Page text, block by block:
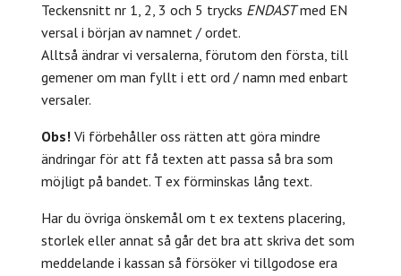
Teckensnitt nr 1, 2, 3 och 5 trycks ENDASTmed EN
versal i början av namnet / ordet.
Alltså ändrar vi versalerna, förutom den första, till
gemener om man fyllt i ett ord / namn med enbart
versaler.
Obs! Vi förbehåller oss rätten att göra mindre
ändringar för att få texten att passa så bra som
möjligt på bandet. T ex förminskas lång text.
Har du övriga önskemål om t ex textens placering,
storlek eller annat så går det bra att skriva det som
meddelande i kassan så försöker vi tillgodose era